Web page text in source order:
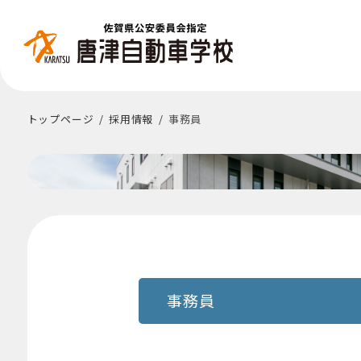
トップページ 採用情報 事務員
事務員